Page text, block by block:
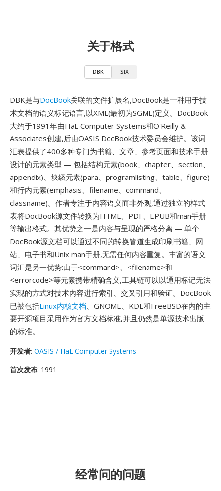
关于格式
DBK SIX
DBK是与DocBook关联的文件扩展名,DocBook是一种用于技
术文档的语义标记语言,以XML(最初为SGML)定义。DocBook
大约于1991年由HaL Computer Systems和O'Reilly &
Associates创建,后由OASIS DocBook技术委员会维护。该词
汇表提供了400多种专门为书籍、文章、参考页面和技术手册
设计的元素类型 — 包括结构元素(book、chapter、section、
appendix)、块级元素(para、programlisting、table、figure)
和行内元素(emphasis、filename、command、
classname)。作者专注于内容语义而非外观,通过独立的样式
表将DocBook源文件转换为HTML、PDF、EPUB和man手册
等输出格式。其优势之一是内容与呈现的严格分离 — 单个
DocBook源文档可以通过不同的转换管道生成印刷书籍、网
站、电子书和Unix man手册,无需任何内容重复。丰富的语义
词汇是另一优势:由于<command>、<filename>和
<errorcode>等元素携带精确含义,工具链可以以通用标记无法
实现的方式对技术内容进行索引、交叉引用和验证。DocBook
已被包括Linux内核文档、GNOME、KDE和FreeBSD在内的主
要开源项目采用作为官方文档标准,并且仍然是单源技术出版
的标准。
开发者: OASIS / HaL Computer Systems
首次发布: 1991
经常问的问题